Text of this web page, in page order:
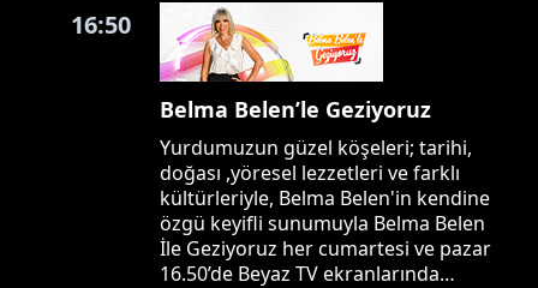
16:50
Belma Belen’le Geziyoruz
Yurdumuzun güzel köşeleri; tarihi,
doğası ,yöresel lezzetleri ve farklı
kültürleriyle, Belma Belen'in kendine
özgü keyifli sunumuyla Belma Belen
İle Geziyoruz her cumartesi ve pazar
16.50’de Beyaz TV ekranlarında…